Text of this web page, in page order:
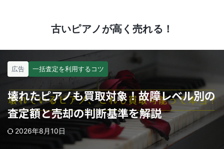
古いピアノが高く売れる！
広告 一括査定を利用するコツ
壊れたピアノも買取対象！故障レベル別の
査定額と売却の判断基準を解説
2026年8月10日